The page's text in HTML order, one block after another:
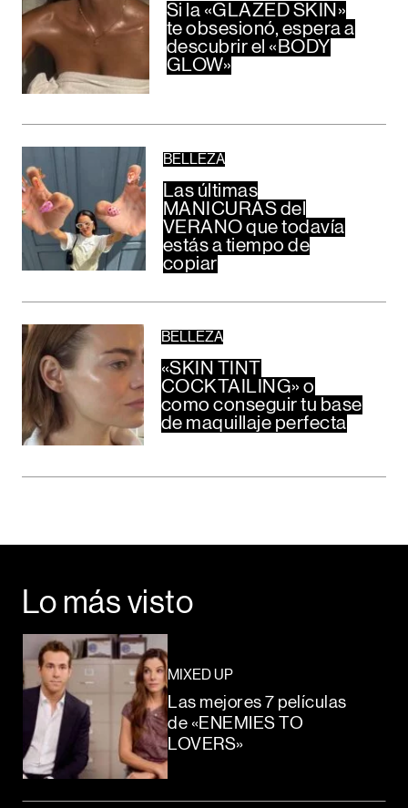
Si la «GLAZED SKIN»
te obsesionó, espera a
descubrir el «BODY
GLOW»
BELLEZA
Las últimas
MANICURAS del
VERANO que todavía
estás a tiempo de
copiar
BELLEZA
«SKIN TINT
COCKTAILING» o
como conseguir tu base
de maquillaje perfecta
Lo más visto
MIXED UP
Las mejores 7 películas
de «ENEMIES TO
LOVERS»